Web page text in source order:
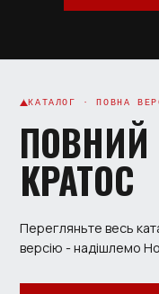
КАТАЛОГ · ПОВНА
ПОВНИЙ
КРАТОС
Перегляньте весь
версію - надішлемо